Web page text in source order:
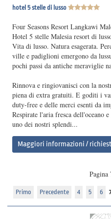
hotel 5 stelle di lusso
Four Seasons Resort Langkawi
Hotel 5 stelle Malesia resort di
Vita di lusso. Natura esagerata.
ville e padiglioni emergono da
pochi passi da antiche meraviglie
Rinnova e ringiovanisci con la
piena di extra gratuiti. E goditi i
duty-free e delle merci esenti da
Respirate l'aria fresca dell'oceano
uno dei nostri splendi...
Maggiori informazioni /
Pagina
Primo Precedente 4 5 6 7